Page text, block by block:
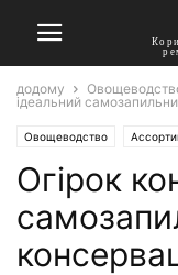
додому
ідеальний
Овощеводство
Огірок